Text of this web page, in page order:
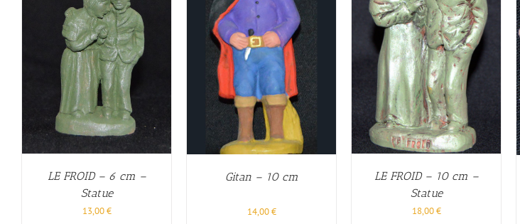
LE FROID – 6 cm –
Statue
13,00€
Gitan – 10 cm
14,00€
LE FROID – 10 cm –
Statue
18,00€